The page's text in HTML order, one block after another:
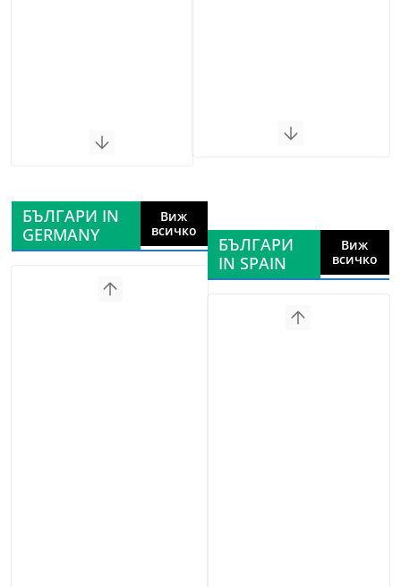
БЪЛГАРИ IN
GERMANY
Виж
всичко
БЪЛГАРИ
IN SPAIN
Виж
всичко